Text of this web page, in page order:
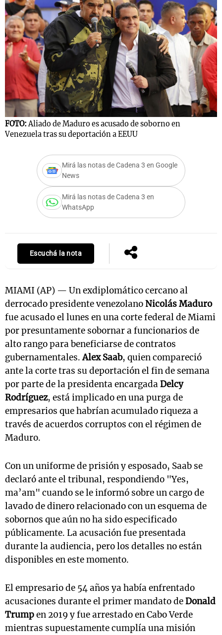
FOTO:Aliado de Maduro es acusado de soborno en
Venezuela tras su deportación a EEUU
Mirá las notas de Cadena 3 en Google
News
Mirá las notas de Cadena 3 en
WhatsApp
Escuchá la nota
MIAMI (AP) — Un exdiplomático cercano al
derrocado presidente venezolanoNicolás Maduro
fue acusado el lunes en una corte federal de Miami
por presuntamente sobornar a funcionarios de
alto rango para beneficiarse de contratos
gubernamentales.Alex Saab, quien compareció
ante la corte tras su deportación el fin de semana
por parte de la presidenta encargadaDelcy
Rodríguez, está implicado en una purga de
empresarios que habrían acumulado riqueza a
través de acuerdos corruptos con el régimen de
Maduro.
Con un uniforme de prisión y esposado, Saab se
declaró ante el tribunal, respondiendo "Yes,
ma’am" cuando se le informó sobre un cargo de
lavado de dinero relacionado con un esquema de
sobornos que aún no ha sido especificado
públicamente. La acusación fue presentada
durante la audiencia, pero los detalles no están
disponibles en este momento.
El empresario de 54 años ya había enfrentado
acusaciones durante el primer mandato deDonald
Trumpen 2019 y fue arrestado en Cabo Verde
mientras supuestamente cumplía una misión